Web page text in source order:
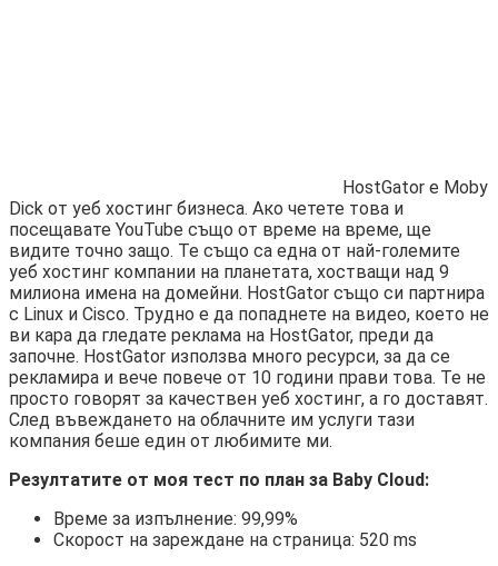
HostGator е Moby
Dick от уеб хостинг бизнеса. Ако четете това и
посещавате YouTube също от време на време, ще
видите точно защо. Те също са една от най-големите
уеб хостинг компании на планетата, хостващи над 9
милиона имена на домейни. HostGator също си партнира
с Linux и Cisco. Трудно е да попаднете на видео, което не
ви кара да гледате реклама на HostGator, преди да
започне. HostGator използва много ресурси, за да се
рекламира и вече повече от 10 години прави това. Те не
просто говорят за качествен уеб хостинг, а го доставят.
След въвеждането на облачните им услуги тази
компания беше един от любимите ми.
Резултатите от моя тест по план за Baby Cloud:
Време за изпълнение: 99,99%
Скорост на зареждане на страница: 520 ms